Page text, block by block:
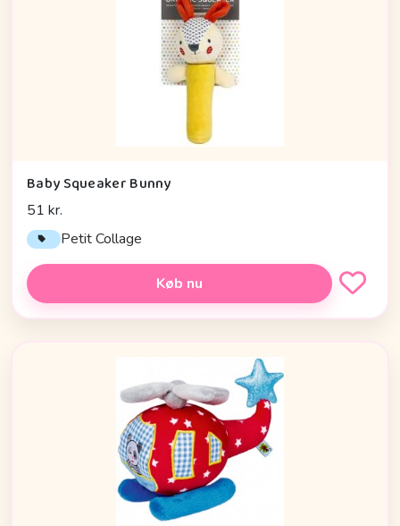
Baby Squeaker Bunny
51 kr.
Petit Collage
Køb nu